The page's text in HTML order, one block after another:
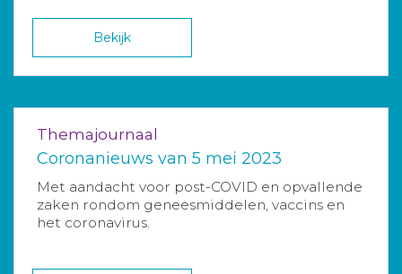
Bekijk
Themajournaal
Coronanieuws van 5 mei 2023
Met aandacht voor post-COVID en opvallende
zaken rondom geneesmiddelen, vaccins en
het coronavirus.